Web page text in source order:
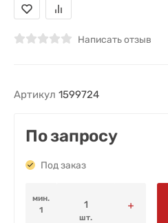
Написать отзыв
Артикул 1599724
По запросу
Под заказ
мин.
1
шт.